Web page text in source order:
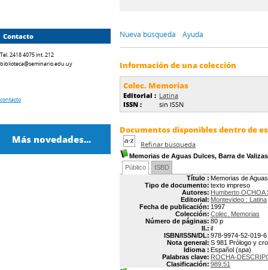
Nueva búsqueda Ayuda
Información de una colección
Colec. Memorias
Editorial : Latina
ISSN :
sin ISSN
Documentos disponibles dentro de
Refinar búsqueda
Memorias de Aguas Dulces, Barra de
Público
ISBD
Título : Memorias de
Tipo de documento: texto impreso
Autores: Humberto OCHOA
Editorial: Montevideo : Latina
Fecha de publicación: 1997
Colección: Colec. Memorias
Número de páginas: 80 p
Il.: il
ISBN/ISSN/DL: 978-9974-52-019-6
Nota general: S 981 Prólogo y
Idioma : Español (spa)
Palabras clave: ROCHA-
Clasificación: 989.51
Contacto
Tel. 2418 4075 int. 212
biblioteca@seminario.edu.uy
contacto
Más novedades...